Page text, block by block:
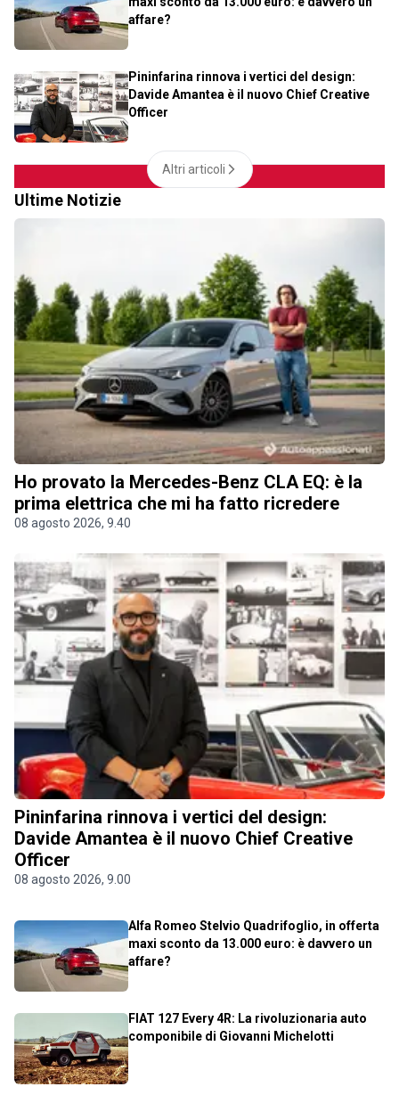
affare?
Pininfarina rinnova i vertici del design:
Davide Amantea è il nuovo Chief Creative
Officer
Altri articoli
Ultime Notizie
Ho provato la Mercedes-Benz CLA EQ: è la
prima elettrica che mi ha fatto ricredere
08 agosto 2026, 9.40
Pininfarina rinnova i vertici del design:
Davide Amantea è il nuovo Chief Creative
Officer
08 agosto 2026, 9.00
Alfa Romeo Stelvio Quadrifoglio, in offerta
maxi sconto da 13.000 euro: è davvero un
affare?
FIAT 127 Every 4R: La rivoluzionaria auto
componibile di Giovanni Michelotti